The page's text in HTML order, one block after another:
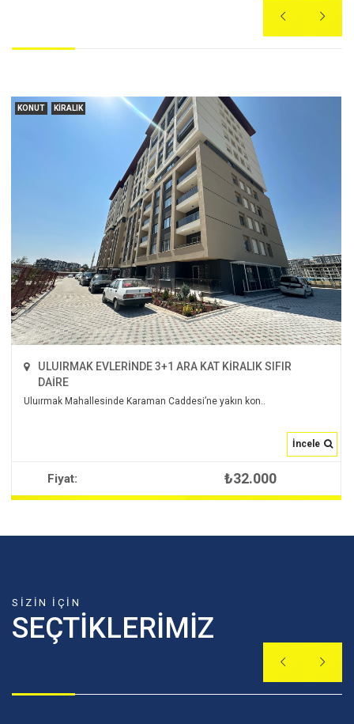


KONUT KIRALIK
ULUIRMAK EVLERİNDE 3+1 ARA KAT KİRALIK SIFIR
DAİRE
Uluırmak Mahallesinde Karaman Caddesi’ne yakın kon..
İncele
Fiyat: ₺32.000
SIZIN IÇIN
SEÇTIKLERIMIZ

